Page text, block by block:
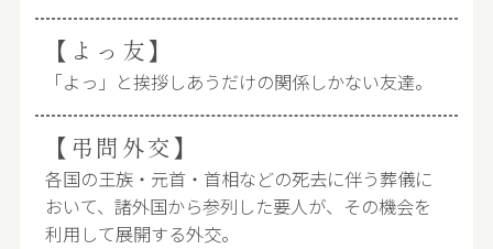
【よっ友】
「よっ」と挨拶しあうだけの関係しかない友達。
【弔問外交】
各国の王族・元首・首相などの死去に伴う葬儀に
おいて、諸外国から参列した要人が、その機会を
利用して展開する外交。